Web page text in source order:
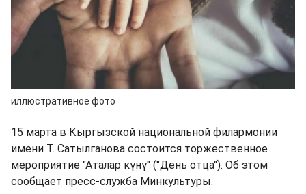
иллюстративное фото
15 марта в Кыргызской национальной филармонии
имени Т. Сатылганова состоится торжественное
мероприятие "Аталар күнү" ("День отца"). Об этом
сообщает пресс-служба Минкультуры.